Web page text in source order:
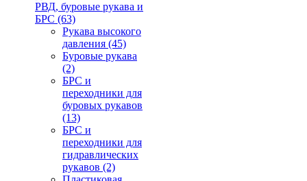
РВД, буровые рукава и
БРС (63)
Рукава высокого
давления (45)
Буровые рукава
(2)
БРС и
переходники для
буровых рукавов
(13)
БРС и
переходники для
гидравлических
рукавов (2)